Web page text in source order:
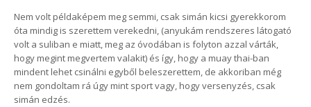
Nem volt példaképem meg semmi, csak simán kicsi gyerekkorom
óta mindig is szerettem verekedni, (anyukám rendszeres látogató
volt a suliban e miatt, meg az óvodában is folyton azzal várták,
hogy megint megvertem valakit) és így, hogy a muay thai-ban
mindent lehet csinálni egyből beleszerettem, de akkoriban még
nem gondoltam rá úgy mint sport vagy, hogy versenyzés, csak
simán edzés.